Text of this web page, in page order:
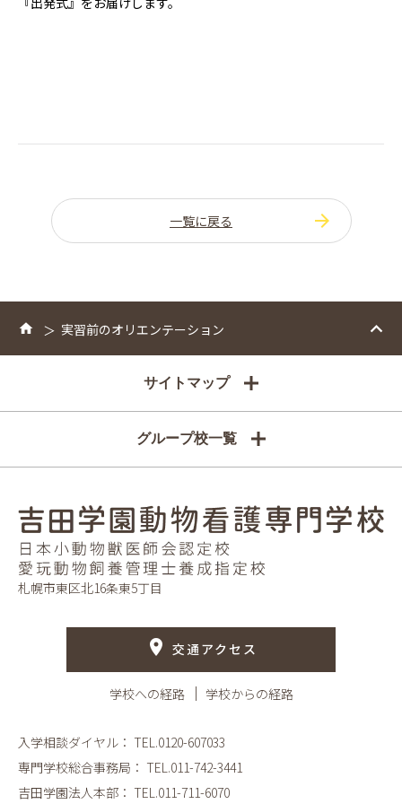
一覧に戻る
実習前のオリエンテーション
サイトマップ
グループ校一覧
札幌市東区北16条東5丁目
交通アクセス
学校への経路 学校からの経路
入学相談ダイヤル： TEL.0120-607033
専門学校総合事務局： TEL.011-742-3441
吉田学園法人本部： TEL.011-711-6070